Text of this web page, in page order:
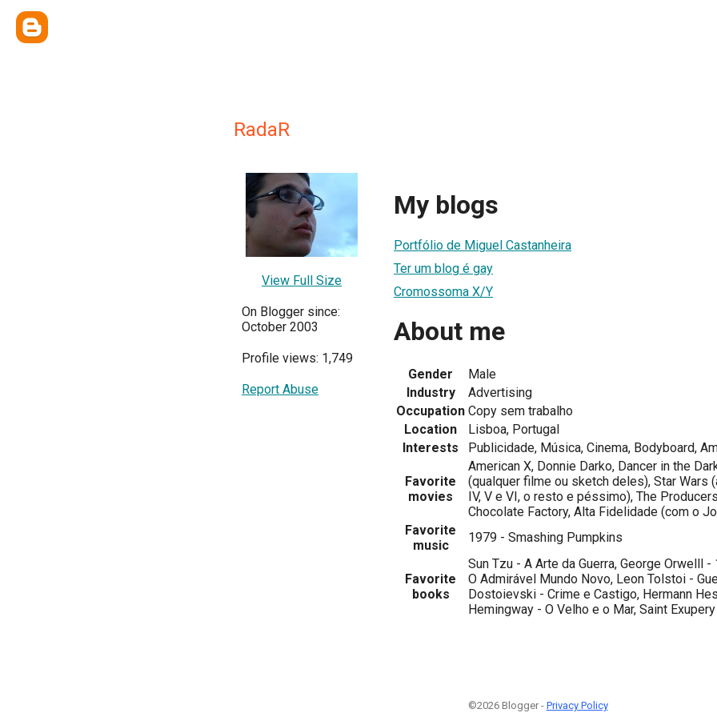
RadaR
View Full Size
On Blogger since:
October 2003
Profile views: 1,749
Report Abuse
My blogs
Portfólio de Miguel Castanheira
Ter um blog é gay
Cromossoma X/Y
About me
Gender
Male
Industry
Advertising
Occupation Copy sem trabalho
Location
Lisboa, Portugal
Interests
Publicidade, Música, Cinema, Bodyboard,
Favorite
movies
American X, Donnie Darko, Dancer in the
(qualquer filme ou sketch deles), Star Wars
IV, V e VI, o resto e péssimo), The
Chocolate Factory, Alta Fidelidade (com o
Favorite
music
1979 - Smashing Pumpkins
Favorite
books
Sun Tzu - A Arte da Guerra, George Orwelll
O Admirável Mundo Novo, Leon Tolstoi -
Dostoievski - Crime e Castigo, Hermann
Hemingway - O Velho e o Mar, Saint
©2026 Blogger - Privacy Policy